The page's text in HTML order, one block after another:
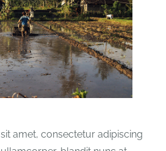
amet, consectetur adipiscing